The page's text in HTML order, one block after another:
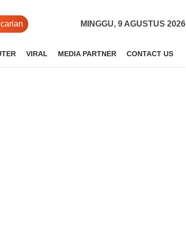
MINGGU, 9 AGUSTUS 2026
VIRAL MEDIA PARTNER CONTACT US